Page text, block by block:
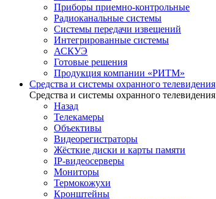
Приборы приемно-контрольные
Радиоканальные системы
Системы передачи извещений
Интегрированные системы
АСКУЭ
Готовые решения
Продукция компании «РИТМ»
Средства и системы охранного телевидения
Средства и системы охранного телевидения
Назад
Телекамеры
Объективы
Видеорегистраторы
Жёсткие диски и карты памяти
IP-видеосерверы
Мониторы
Термокожухи
Кронштейны